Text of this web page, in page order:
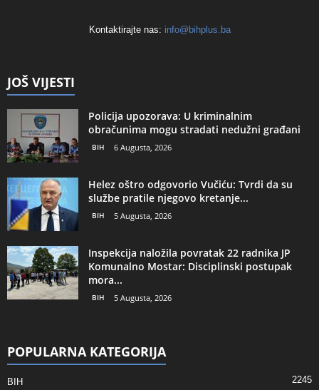
Kontaktirajte nas: info@bihplus.ba
JOŠ VIJESTI
Policija upozorava: U kriminalnim
obračunima mogu stradati nedužni građani
BIH 6 Augusta, 2026
Helez oštro odgovorio Vučiću: Tvrdi da su
službe pratile njegovo kretanje...
BIH 5 Augusta, 2026
Inspekcija naložila povratak 22 radnika JP
Komunalno Mostar: Disciplinski postupak
mora...
BIH 5 Augusta, 2026
POPULARNA KATEGORIJA
BIH 2245